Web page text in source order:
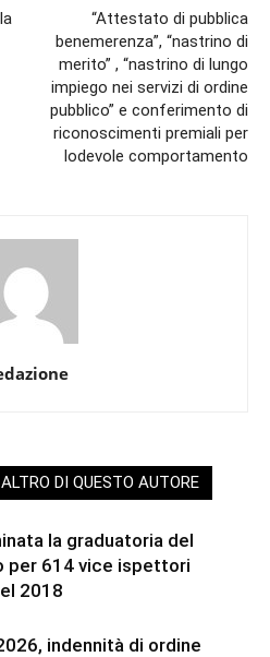
“Attestato di pubblica
benemerenza”, “nastrino di
merito” , “nastrino di lungo
impiego nei servizi di ordine
pubblico” e conferimento di
riconoscimenti premiali per
lodevole comportamento
ALTRO DI QUESTO AUTORE
la graduatoria del
per 614 vice ispettori
2018
indennità di ordine